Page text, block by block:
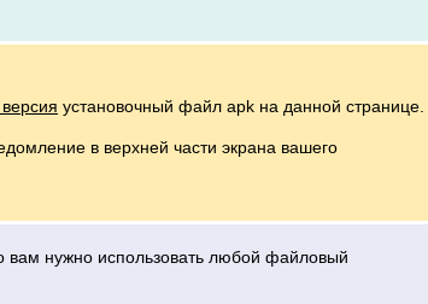
установочный файл apk на данной странице.
в верхней части экрана вашего
вам нужно использовать любой файловый